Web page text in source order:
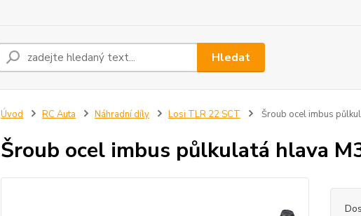
Hledat
Úvod RC Auta Náhradní díly Losi TLR 22 SCT Šroub ocel imbus
Šroub ocel imbus půlkulatá hlava